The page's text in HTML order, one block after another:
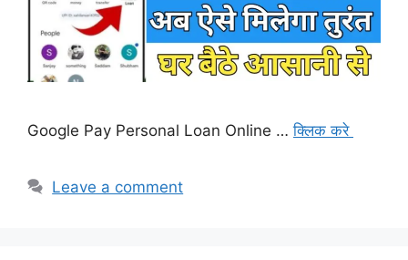
Google Pay Personal Loan Online …क्लिक करे
Leave a comment